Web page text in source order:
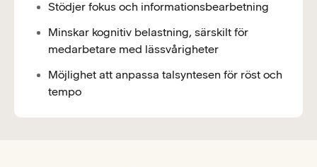
Stödjer fokus och informationsbearbetning
Minskar kognitiv belastning, särskilt för
medarbetare med lässvårigheter
Möjlighet att anpassa talsyntesen för röst och
tempo